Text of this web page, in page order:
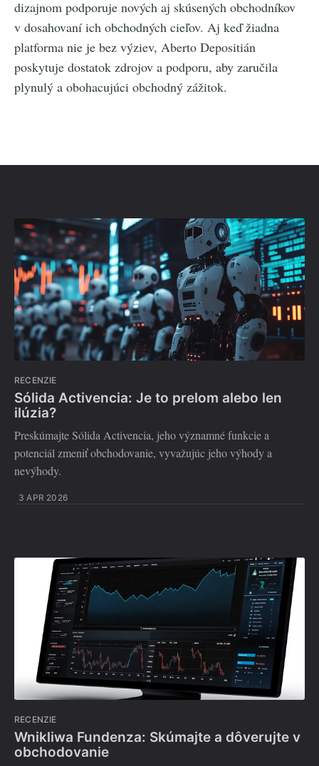
dizajnom podporuje nových aj skúsených obchodníkov
v dosahovaní ich obchodných cieľov. Aj keď žiadna
platforma nie je bez výziev, Aberto Depositián
poskytuje dostatok zdrojov a podporu, aby zaručila
plynulý a obohacujúci obchodný zážitok.
RECENZIE
Sólida Activencia: Je to prelom alebo len
ilúzia?
Preskúmajte Sólida Activencia, jeho významné funkcie a
potenciál zmeniť obchodovanie, vyvažujúc jeho výhody a
nevýhody.
3 APR 2026
RECENZIE
Wnikliwa Fundenza: Skúmajte a dôverujte v
obchodovanie